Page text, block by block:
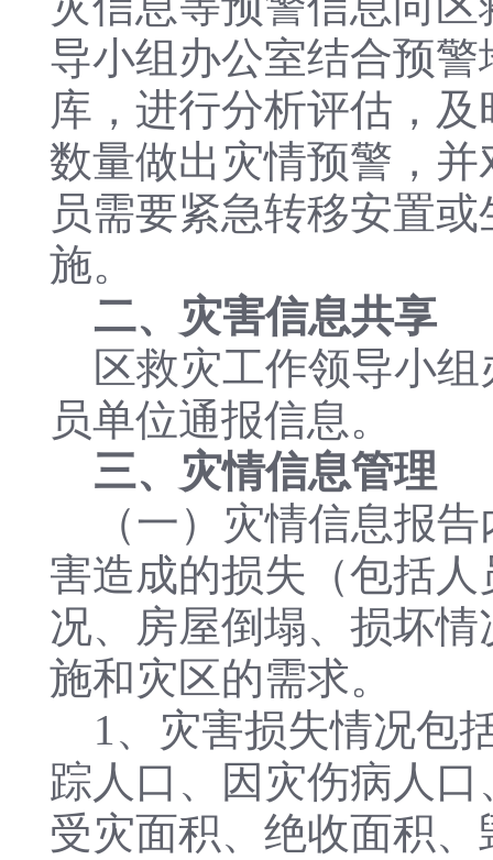
导小组办公室结合预
库，进行分析评估，
数量做出灾情预警，
员需要紧急转移安置
施。
二、灾害信息共享
区救灾工作领导小组
员单位通报信息。
三、灾情信息管理
（一）灾情信息报告
害造成的损失（包括
况、房屋倒塌、损坏
施和灾区的需求。
1、灾害损失情况包
踪人口、因灾伤病人
受灾面积、绝收面积